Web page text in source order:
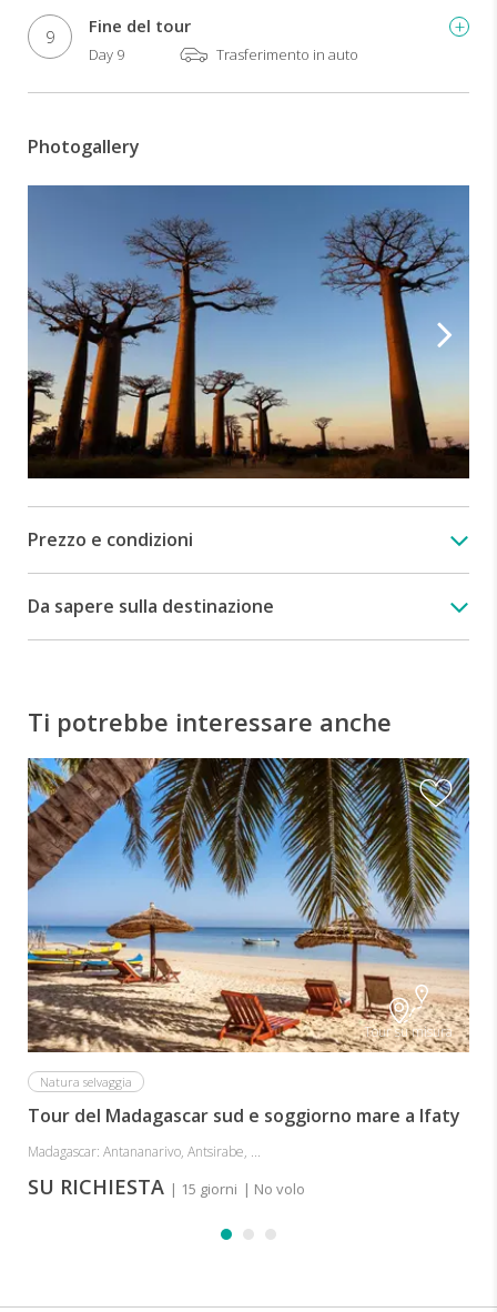
9 Fine del tour
Day 9 Trasferimento in auto
Photogallery
Prezzo e condizioni
Da sapere sulla destinazione
Ti potrebbe interessare anche
Tour su misura
Natura selvaggia
Tour del Madagascar sud e soggiorno mare a Ifaty
Madagascar: Antananarivo, Antsirabe, ...
SU RICHIESTA | 15 giorni | No volo